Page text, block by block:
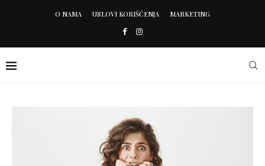
O NAMA USLOVI KORIŠĆENJA MARKETING